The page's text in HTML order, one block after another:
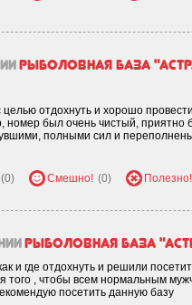
Рыболовная база
отдохнуть и хорошо
номер был очень чистый,
полными сил и
(0) Смешно! (0) Полезно!
Рыболовная база
и где отдохнуть и решили
того , чтобы всем нормальным
посетить данную базу